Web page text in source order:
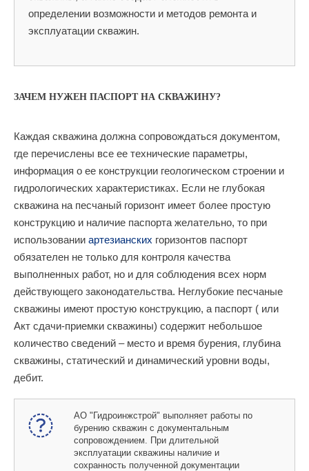
определении возможности и методов ремонта и
эксплуатации скважин.
ЗАЧЕМ НУЖЕН ПАСПОРТ НА СКВАЖИНУ?
Каждая скважина должна сопровождаться документом,
где перечислены все ее технические параметры,
информация о ее конструкции геологическом строении и
гидрологических характеристиках. Если не глубокая
скважина на песчаный горизонт имеет более простую
конструкцию и наличие паспорта желательно, то при
использовании артезианских горизонтов паспорт
обязателен не только для контроля качества
выполненных работ, но и для соблюдения всех норм
действующего законодательства. Неглубокие песчаные
скважины имеют простую конструкцию, а паспорт ( или
Акт сдачи-приемки скважины) содержит небольшое
количество сведений – место и время бурения, глубина
скважины, статический и динамический уровни воды,
дебит.
АО "Гидроинжстрой" выполняет работы по
бурению скважин с документальным
сопровождением. При длительной
эксплуатации скважины наличие и
сохранность полученной документации